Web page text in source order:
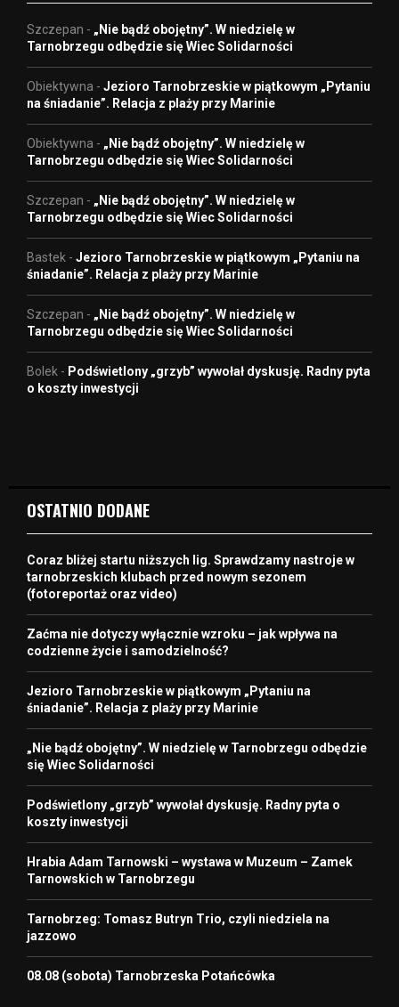
Szczepan - „Nie bądź obojętny”. W niedzielę w
Tarnobrzegu odbędzie się Wiec Solidarności
Obiektywna - Jezioro Tarnobrzeskie w piątkowym „Pytaniu
na śniadanie”. Relacja z plaży przy Marinie
Obiektywna - „Nie bądź obojętny”. W niedzielę w
Tarnobrzegu odbędzie się Wiec Solidarności
Szczepan - „Nie bądź obojętny”. W niedzielę w
Tarnobrzegu odbędzie się Wiec Solidarności
Bastek - Jezioro Tarnobrzeskie w piątkowym „Pytaniu na
śniadanie”. Relacja z plaży przy Marinie
Szczepan - „Nie bądź obojętny”. W niedzielę w
Tarnobrzegu odbędzie się Wiec Solidarności
Bolek - Podświetlony „grzyb” wywołał dyskusję. Radny pyta
o koszty inwestycji
OSTATNIO DODANE
Coraz bliżej startu niższych lig. Sprawdzamy nastroje w
tarnobrzeskich klubach przed nowym sezonem
(fotoreportaż oraz video)
Zaćma nie dotyczy wyłącznie wzroku – jak wpływa na
codzienne życie i samodzielność?
Jezioro Tarnobrzeskie w piątkowym „Pytaniu na
śniadanie”. Relacja z plaży przy Marinie
„Nie bądź obojętny”. W niedzielę w Tarnobrzegu odbędzie
się Wiec Solidarności
Podświetlony „grzyb” wywołał dyskusję. Radny pyta o
koszty inwestycji
Hrabia Adam Tarnowski – wystawa w Muzeum – Zamek
Tarnowskich w Tarnobrzegu
Tarnobrzeg: Tomasz Butryn Trio, czyli niedziela na
jazzowo
08.08 (sobota) Tarnobrzeska Potańcówka